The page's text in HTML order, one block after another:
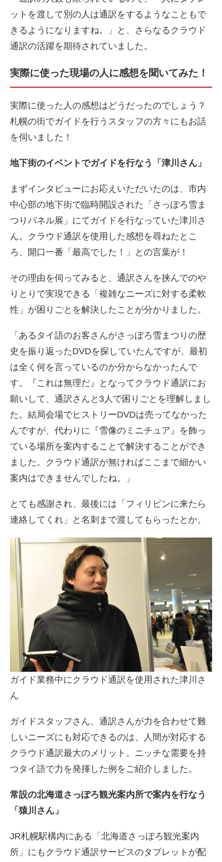
ットを渡して別の人は通訳をするようなこともで
きるようになりますね。」と、さらなるクラウド
通訳の活躍を期待されていました。
実際に使った現場の人に感想を聞いてみた！
実際に使った人の感想はどうだったのでしょう？
札幌の街でガイドを行うスタッフの方々にもお話
を伺いました！
地下街のイベントでガイドを行なう「津川さん」
まずインタビューにお応えいただいたのは、市内
中心部の地下街で臨時開設された「さっぽろ雪ま
つりパネル展」にてガイドを行なっていた津川さ
ん。クラウド通訳を使用した感想を尋ねたとこ
ろ、開口一番「最高でした！」との言葉が！
その理由を伺ってみると、通訳さんを挟んでのや
りとりで実現できる「複雑なニーズに対する柔軟
性」が困りごとを解決したことが分かりました。
「あるタイ語のお客さんがさっぽろ雪まつりの歴
史を振り返ったDVDを探していたんですが、最初
は全く何を言っているのか分からなかったんで
す。『これは無理だ』となってクラウド通訳にお
願いして、通訳さんと3人で困りごとを理解しまし
た。結局会場でヒストリーDVDは売ってなかった
んですが、代わりに『雪像のミニチュア』を飾っ
ている場所を案内することで解決することができ
ました。クラウド通訳が無ければここまで細かい
案内はできませんでしたね。」
とても感謝され、最後には「フィリピンに来たら
連絡してくれ」と名刺まで渡してもらったとか。
ガイド業務中にクラウド通訳を使用された津川さ
ん
ガイドスタッフさん、通訳さんが力を合わせて難
しいニーズにも対応できるのは、人間が対応する
クラウド通訳最大のメリット。ニッチな需要を持
つタイ語で力を発揮した例をご紹介しました。
常設の北海道さっぽろ観光案内所で案内を行なう
「猿川さん」
JR札幌駅構内にある「北海道さっぽろ観光案内
所」にもクラウド通訳サービスのタブレットが配